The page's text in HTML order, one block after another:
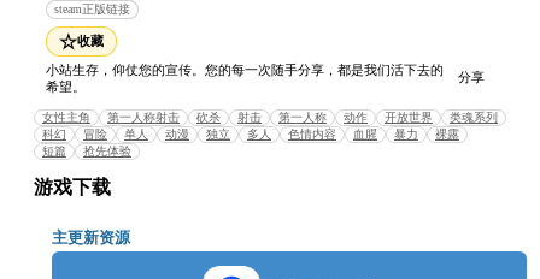
系统需求
最低配置:
steam正版链接
☆收藏
小站生存，仰仗您的宣传。您的每一次随手分享，都是我们活下去的
希望。
分享
女性主角 第一人称射击 砍杀 射击 第一人称 动作 开放世界
类魂系列
科幻
冒险 单人 动漫 独立 多人 色情内容 血腥 暴力
裸露
短篇
抢先体验
游戏下载
主更新资源